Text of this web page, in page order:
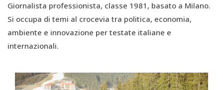
Giornalista professionista, classe 1981, basato a Milano.
Si occupa di temi al crocevia tra politica, economia,
ambiente e innovazione per testate italiane e
internazionali.